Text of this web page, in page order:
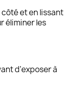
et en lissant
éliminer les
d'exposer à